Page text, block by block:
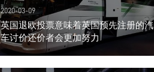
2020-03-09
英国退欧投票意味着英国预先注册的汽
车讨价还价者会更加努力